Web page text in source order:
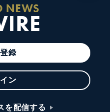
NEWS
録
ン
を配信する